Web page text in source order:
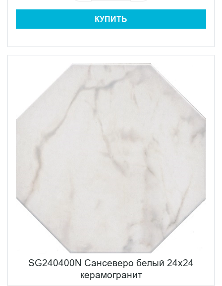
КУПИТЬ
SG240400N Сансеверо белый 24x24
керамогранит